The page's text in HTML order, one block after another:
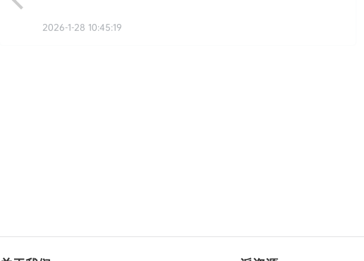
2026-1-28 10:45:19